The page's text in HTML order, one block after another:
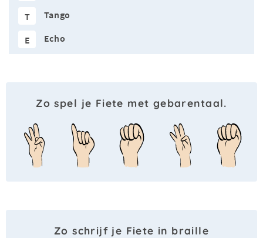
T Tango
E Echo
Zo spel je Fiete met gebarentaal.
Zo schrijf je Fiete in braille